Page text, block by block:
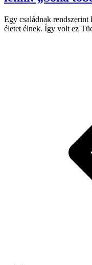
Egy családnak
életet élnek. Így volt ez